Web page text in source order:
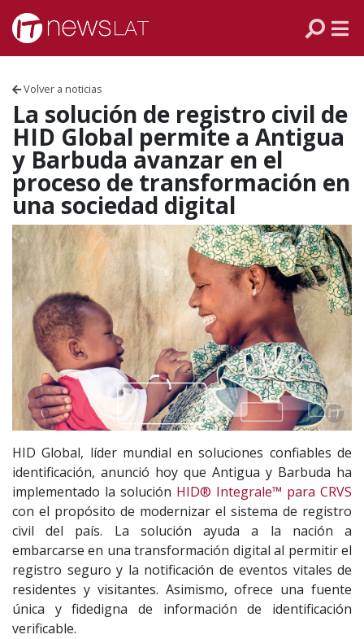
Skip to content
Volver a noticias
La solución de registro civil de
HID Global permite a Antigua
y Barbuda avanzar en el
proceso de transformación en
una sociedad digital
HID Global, líder mundial en soluciones confiables de
identificación, anunció hoy que Antigua y Barbuda ha
implementado la solución HID® Integrale™ para CRVS
con el propósito de modernizar el sistema de registro
civil del país. La solución ayuda a la nación a
embarcarse en una transformación digital al permitir el
registro seguro y la notificación de eventos vitales de
residentes y visitantes. Asimismo, ofrece una fuente
única y fidedigna de información de identificación
verificable.
VENEZUELA
ECUADOR
PERÚ
CHILE
ARGENTINA
MÉXICO